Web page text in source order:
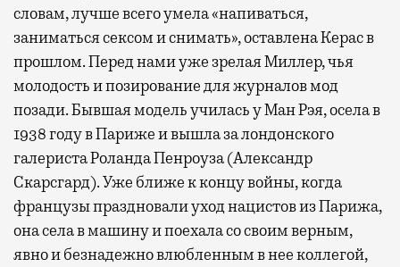
словам, лучше всего умела «напиваться,
заниматься сексом и снимать», оставлена Керас в
прошлом. Перед нами уже зрелая Миллер, чья
молодость и позирование для журналов мод
позади. Бывшая модель училась у Ман Рэя, осела в
1938 году в Париже и вышла за лондонского
галериста Роланда Пенроуза (Александр
Скарсгард). Уже ближе к концу войны, когда
французы праздновали уход нацистов из Парижа,
она села в машину и поехала со своим верным,
явно и безнадежно влюбленным в нее коллегой,